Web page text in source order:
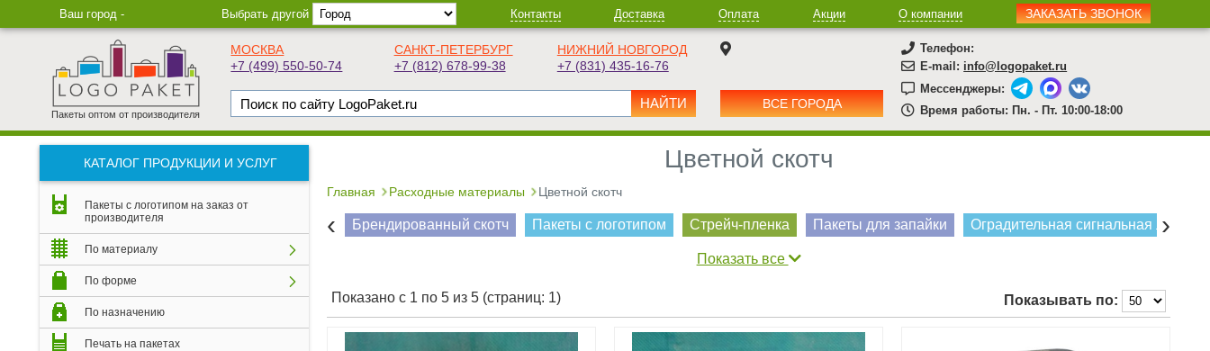
Ваш город - Выбрать другой Контакты Доставка Оплата Акции О компании ЗАКАЗАТЬ ЗВОНОК
Пакеты оптом от производителя
МОСКВА
+7 (499) 550-50-74
САНКТ-ПЕТЕРБУРГ
+7 (812) 678-99-38
НИЖНИЙ НОВГОРОД
+7 (831) 435-16-76
ВСЕ ГОРОДА
Телефон:
E-mail: info@logopaket.ru
Мессенджеры:
Время работы: Пн. - Пт. 10:00-18:00
КАТАЛОГ ПРОДУКЦИИ И УСЛУГ
Пакеты с логотипом на заказ от
производителя
По материалу
По форме
По назначению
Печать на пакетах
Цветной скотч
Главная Расходные материалы Цветной скотч
Брендированный скотч Пакеты с логотипом Стрейч-пленка Пакеты для запайки Оградительная сигнальная лента
‹ ›
Показать все
Показано с 1 по 5 из 5 (страниц: 1) Показывать по: